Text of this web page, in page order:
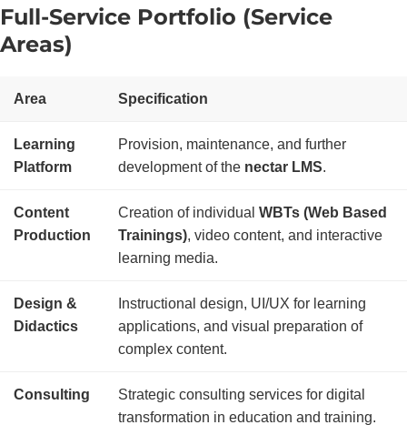
Full-Service Portfolio (Service
Areas)
Area Specification
Learning
Platform
Provision, maintenance, and further
development of the nectar LMS.
Content
Production
Creation of individual WBTs (Web Based
Trainings), video content, and interactive
learning media.
Design &
Didactics
Instructional design, UI/UX for learning
applications, and visual preparation of
complex content.
Consulting
Strategic consulting services for digital
transformation in education and training.